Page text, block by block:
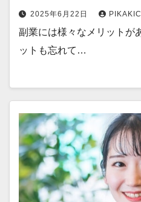
2025年6月22日
副業には様々なメリットが
ットも忘れて…